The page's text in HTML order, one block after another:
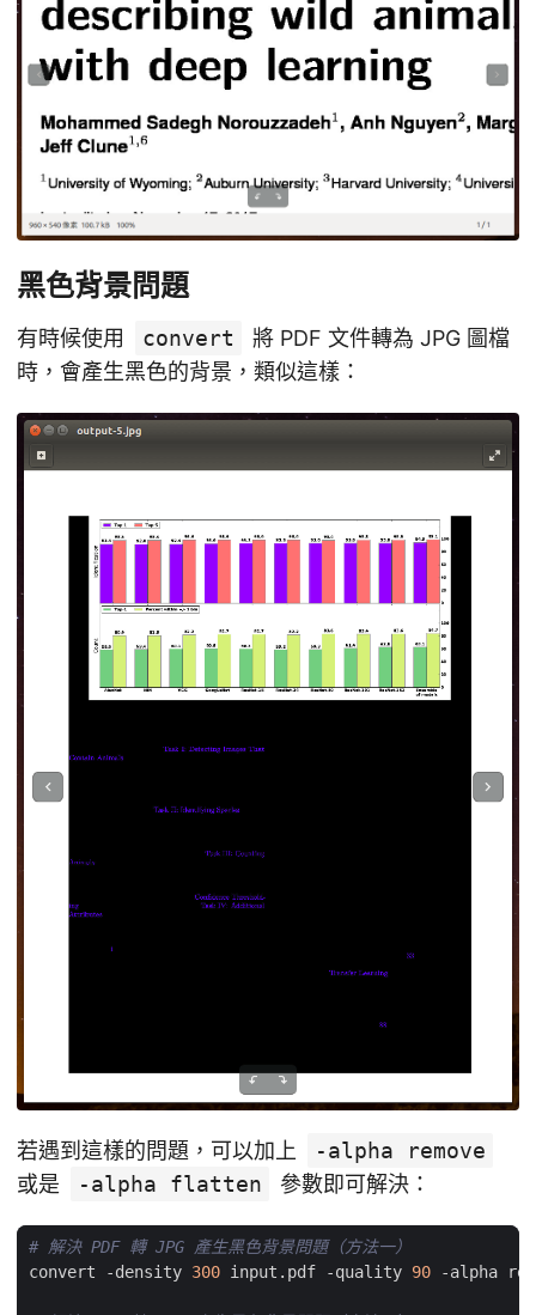
黑色背景問題
有時候使用 convert
將 PDF 文件轉為 JPG 圖檔
時，會產生黑色的背景，類似這樣：
若遇到這樣的問題，可以加上
-alpha remove
或是
-alpha flatten 參數即可解決：
# 解決 PDF 轉 JPG 產生黑色背景問題（方法一）
convert -density 300 input.pdf -quality 90